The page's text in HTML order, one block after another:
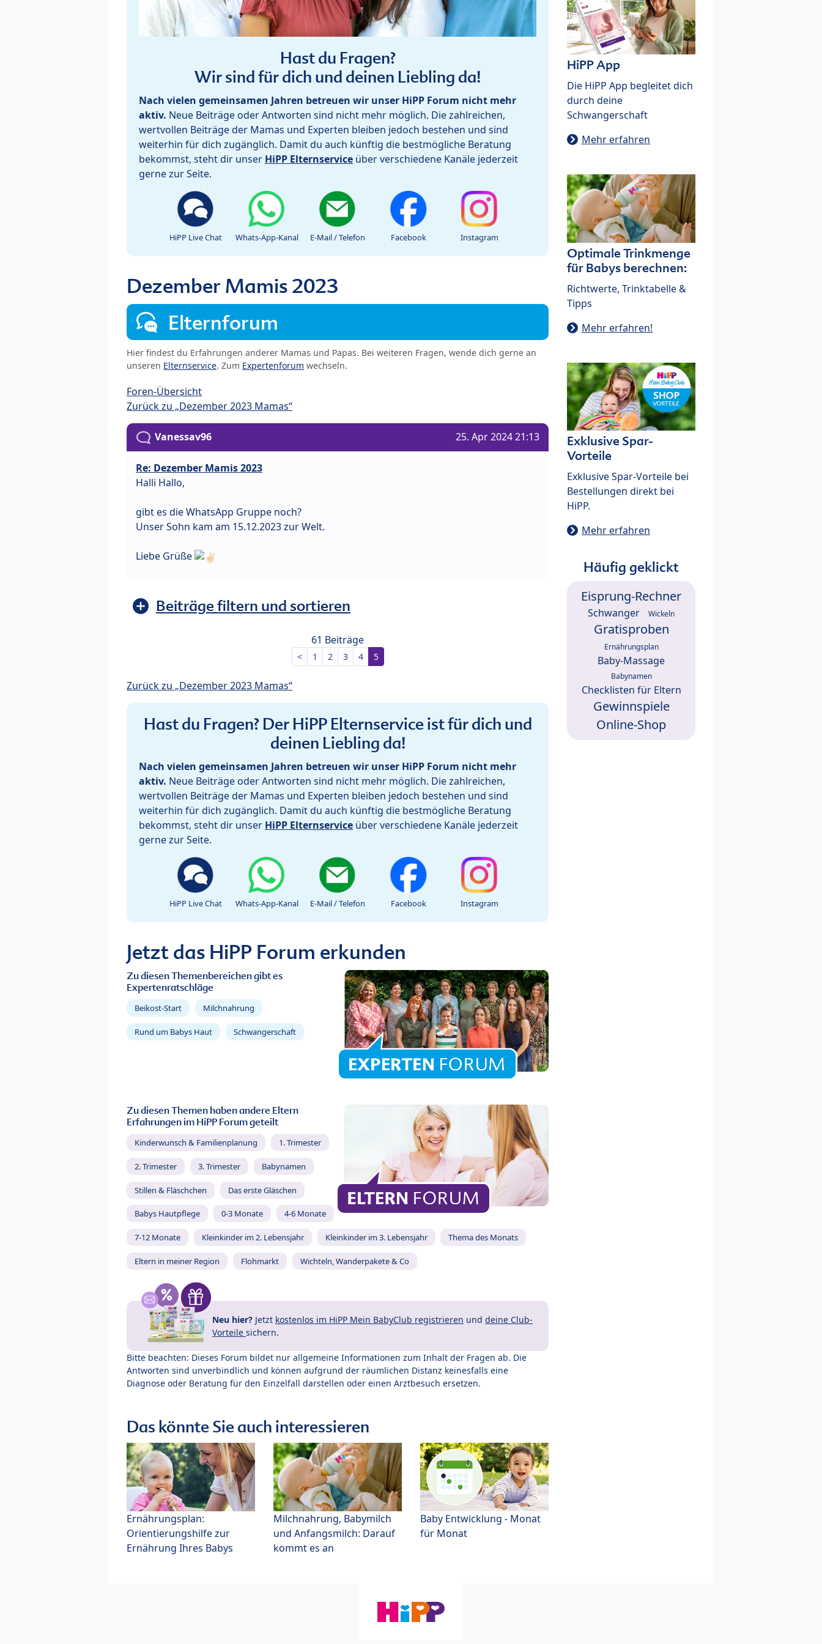
Hast du Fragen?
Wir sind für dich und deinen Liebling da!
Nach vielen gemeinsamen Jahren betreuen wir unser HiPP Forum nicht mehr
aktiv. Neue Beiträge oder Antworten sind nicht mehr möglich. Die zahlreichen,
wertvollen Beiträge der Mamas und Experten bleiben jedoch bestehen und sind
weiterhin für dich zugänglich. Damit du auch künftig die bestmögliche Beratung
bekommst, steht dir unser HiPP Elternservice über verschiedene Kanäle jederzeit
gerne zur Seite.
HiPP Live Chat Whats-App-Kanal E-Mail / Telefon Facebook Instagram
Dezember Mamis 2023
Elternforum
Hier findest du Erfahrungen anderer Mamas und Papas. Bei weiteren Fragen, wende dich gerne an
unseren Elternservice. Zum Expertenforum wechseln.
Foren-Übersicht
Zurück zu „Dezember 2023 Mamas“
Vanessav96 25. Apr 2024 21:13
Re: Dezember Mamis 2023
Halli Hallo,
gibt es die WhatsApp Gruppe noch?
Unser Sohn kam am 15.12.2023 zur Welt.
Liebe Grüße
Beiträge filtern und sortieren
61 Beiträge
< 1 2 3 4 5
Zurück zu „Dezember 2023 Mamas“
Hast du Fragen? Der HiPP Elternservice ist für dich und
deinen Liebling da!
Nach vielen gemeinsamen Jahren betreuen wir unser HiPP Forum nicht mehr
aktiv. Neue Beiträge oder Antworten sind nicht mehr möglich. Die zahlreichen,
wertvollen Beiträge der Mamas und Experten bleiben jedoch bestehen und sind
weiterhin für dich zugänglich. Damit du auch künftig die bestmögliche Beratung
bekommst, steht dir unser HiPP Elternservice über verschiedene Kanäle jederzeit
gerne zur Seite.
HiPP Live Chat Whats-App-Kanal E-Mail / Telefon Facebook Instagram
Jetzt das HiPP Forum erkunden
Zu diesen Themenbereichen gibt es
Expertenratschläge
Beikost-Start Milchnahrung
Rund um Babys Haut Schwangerschaft
Zu diesen Themen haben andere Eltern
Erfahrungen im HiPP Forum geteilt
Kinderwunsch & Familienplanung 1. Trimester
2. Trimester 3. Trimester Babynamen
Stillen & Fläschchen Das erste Gläschen
Babys Hautpflege 0-3 Monate 4-6 Monate
7-12 Monate Kleinkinder im 2. Lebensjahr Kleinkinder im 3. Lebensjahr Thema des Monats
Eltern in meiner Region Flohmarkt Wichteln, Wanderpakete & Co
Neu hier? Jetzt kostenlos im HiPP Mein BabyClub registrieren und deine Club-
Vorteile sichern.
Bitte beachten: Dieses Forum bildet nur allgemeine Informationen zum Inhalt der Fragen ab. Die
Antworten sind unverbindlich und können aufgrund der räumlichen Distanz keinesfalls eine
Diagnose oder Beratung für den Einzelfall darstellen oder einen Arztbesuch ersetzen.
Das könnte Sie auch interessieren
Ernährungsplan:
Orientierungshilfe zur
Ernährung Ihres Babys
Milchnahrung, Babymilch
und Anfangsmilch: Darauf
kommt es an
Baby Entwicklung - Monat
für Monat
HiPP App
Die HiPP App begleitet dich
durch deine
Schwangerschaft
Mehr erfahren
Optimale Trinkmenge
für Babys berechnen:
Richtwerte, Trinktabelle &
Tipps
Mehr erfahren!
Exklusive Spar-
Vorteile
Exklusive Spar-Vorteile bei
Bestellungen direkt bei
HiPP.
Mehr erfahren
Häufig geklickt
Eisprung-Rechner
Schwanger Wickeln
Gratisproben
Ernährungsplan
Baby-Massage
Babynamen
Checklisten für Eltern
Gewinnspiele
Online-Shop